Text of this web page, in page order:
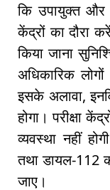
कि उपायुक्त और
केंद्रों का दौरा
किया जाना
अधिकारिक
इसके अलावा,
होगा। परीक्षा
व्यवस्था नहीं
तथा डायल-112
जाए।